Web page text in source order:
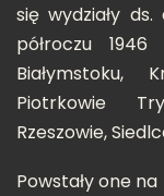
się wydziały
półroczu
Białymstoku,
Piotrkowie
Rzeszowie,
Powstały one